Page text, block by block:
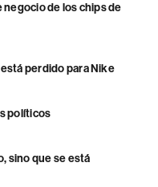
de los chips de
perdido para Nike
políticos
sino que se está